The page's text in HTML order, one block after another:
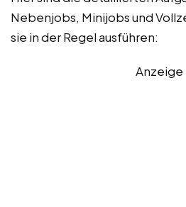
Nebenjobs, Minijobs und
sie in der Regel ausführen:
Anzeige